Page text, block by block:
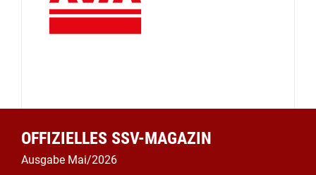
OFFIZIELLES SSV-MAGAZIN
Ausgabe Mai/2026